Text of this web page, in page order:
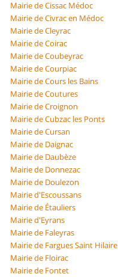
Mairie de Cissac Médoc
Mairie de Civrac en Médoc
Mairie de Cleyrac
Mairie de Coirac
Mairie de Coubeyrac
Mairie de Courpiac
Mairie de Cours les Bains
Mairie de Coutures
Mairie de Croignon
Mairie de Cubzac les Ponts
Mairie de Cursan
Mairie de Daignac
Mairie de Daubèze
Mairie de Donnezac
Mairie de Doulezon
Mairie d'Escoussans
Mairie de Étauliers
Mairie d'Eyrans
Mairie de Faleyras
Mairie de Fargues Saint Hilaire
Mairie de Floirac
Mairie de Fontet